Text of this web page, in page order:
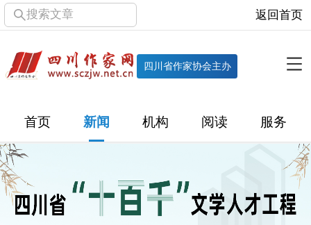
搜索文章 返回首页
四川省作家协会主办
首页 新闻 机构 阅读 服务
机构
直属单位 团体会员 主管社团 专门委员会
新闻